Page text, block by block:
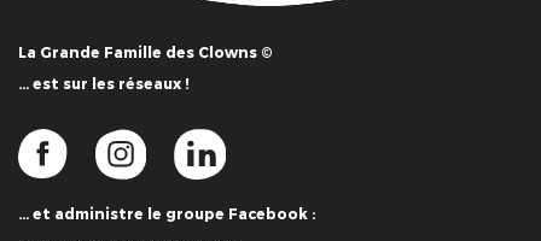
La Grande Famille des Clowns ©
… est sur les réseaux !
… et administre le groupe Facebook :